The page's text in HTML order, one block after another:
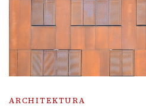
ARCHITEKTURA